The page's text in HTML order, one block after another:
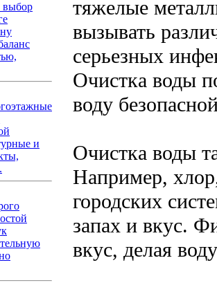
выбор
и
тяжелые
вызывать
серьезных
Очистка воды
воду
Очистка воды
Например,
городских
запах и вкус.
вкус, делая